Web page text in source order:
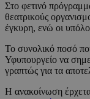
Στο φετινό
θεατρικούς
έγκυρη, ενώ οι
Το συνολικό ποσό
Υφυπουργείο να
γραπτώς για τα
H ανακοίνωση